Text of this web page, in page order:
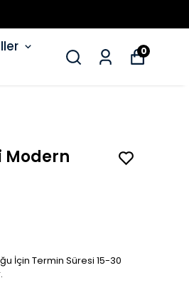
0
Modern
İçin Termin Süresi 15-30